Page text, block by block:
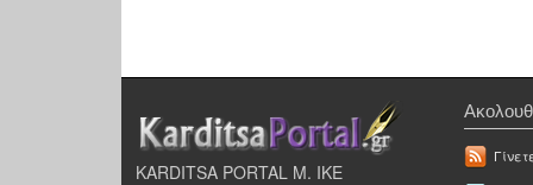
KARDITSA PORTAL Μ. ΙΚΕ